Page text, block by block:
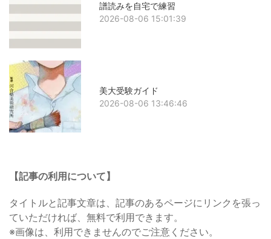
譜読みを自宅で練習
2026-08-06 15:01:39
美大受験ガイド
2026-08-06 13:46:46
【記事の利用について】
タイトルと記事文章は、記事のあるページにリンクを張っ
ていただければ、無料で利用できます。
※画像は、利用できませんのでご注意ください。